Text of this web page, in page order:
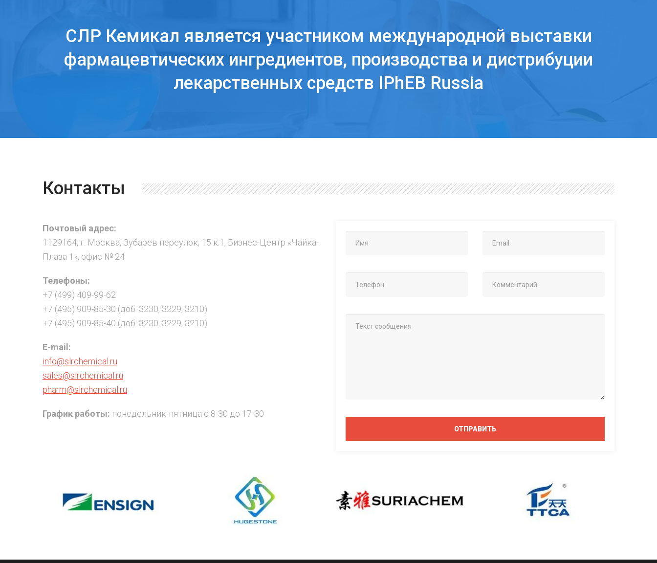
СЛР Кемикал является участником международной выставки
фармацевтических ингредиентов, производства и дистрибуции
лекарственных средств IPhEB Russia
Контакты
Почтовый адрес:
1129164, г. Москва, Зубарев переулок, 15 к.1, Бизнес-Центр «Чайка-
Плаза 1», офис № 24
Телефоны:
+7 (499) 409-99-62
+7 (495) 909-85-30 (доб. 3230, 3229, 3210)
+7 (495) 909-85-40 (доб. 3230, 3229, 3210)
E-mail:
info@slrchemical.ru
sales@slrchemical.ru
pharm@slrchemical.ru
График работы: понедельник-пятница с 8-30 до 17-30
ОТПРАВИТЬ